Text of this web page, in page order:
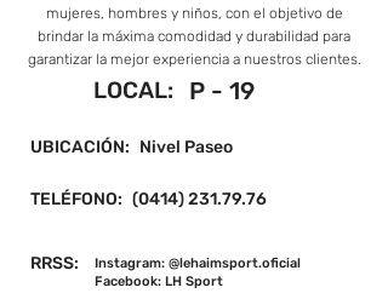
mujeres, hombres y niños, con el objetivo de
brindar la máxima comodidad y durabilidad para
garantizar la mejor experiencia a nuestros clientes.
LOCAL: P - 19
UBICACIÓN: Nivel Paseo
TELÉFONO: (0414) 231.79.76
RRSS:
Instagram: @lehaimsport.oficial
Facebook: LH Sport